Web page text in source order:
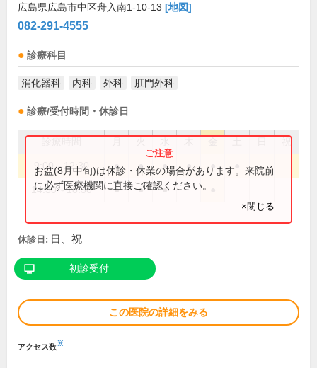
広島県広島市中区舟入南1-10-13 [地図]
082-291-4555
診療科目
消化器科 内科 外科 肛門外科
診療/受付時間・休診日
祝
9:00～12:30 ● ● ● ● ●
14:30～18:30 ● ● ●
お盆(8月中旬)は休診・休業の場合があります。来院前
に必ず医療機関に直接ご確認ください。
×閉じる
休診日: 日、祝
初診受付
この医院の詳細をみる
アクセス数※